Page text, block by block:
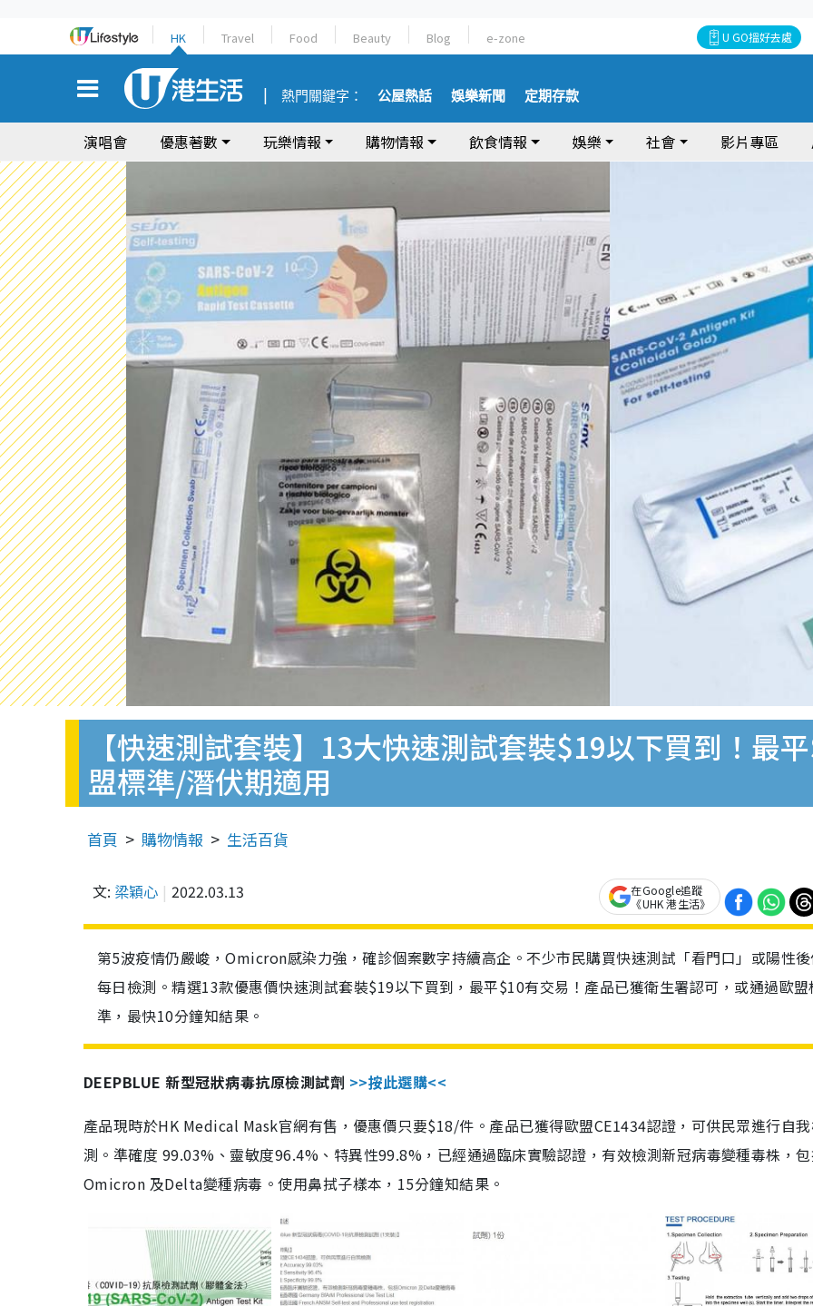
HK Travel Food Beauty Blog e-zone U GO搵好去處
熱門關鍵字： 公屋熱話 娛樂新聞 定期存款
演唱會 優惠著數 玩樂情報 購物情報 飲食情報 娛樂 社會 影片專區
【快速測試套裝】13大快速測試套裝$19以下買到！最
盟標準/潛伏期適用
首頁 購物情報 生活百貨
文: 梁穎心 2022.03.13
在Google追蹤
《UHK 港生活》
第5波疫情仍嚴峻，Omicron感染力強，確診個案數字持續高企。不少市民購買快速測試「看門口」或陽性
每日檢測。精選13款優惠價快速測試套裝$19以下買到，最平$10有交易！產品已獲衛生署認可，或通過歐盟
準，最快10分鐘知結果。
DEEPBLUE 新型冠狀病毒抗原檢測試劑 >>按此選購<<
產品現時於HK Medical Mask官網有售，優惠價只要$18/件。產品已獲得歐盟CE1434認證，可供民眾進行自
測。準確度 99.03%、靈敏度96.4%、特異性99.8%，已經通過臨床實驗認證，有效檢測新冠病毒變種毒株，
Omicron 及Delta變種病毒。使用鼻拭子樣本，15分鐘知結果。